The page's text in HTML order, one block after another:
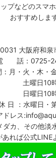
プなどのスマ
おすすめしま
大阪府和泉
話：0725-
：月・火・木・
曜日10時
曜日10時
日 ：水曜日・
ドレス
ダカ、その他淡
あれば公式